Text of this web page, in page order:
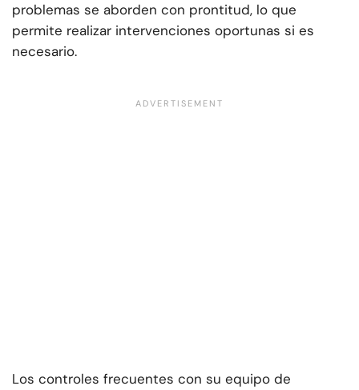
problemas se aborden con prontitud, lo que
permite realizar intervenciones oportunas si es
necesario.
Los controles frecuentes con su equipo de